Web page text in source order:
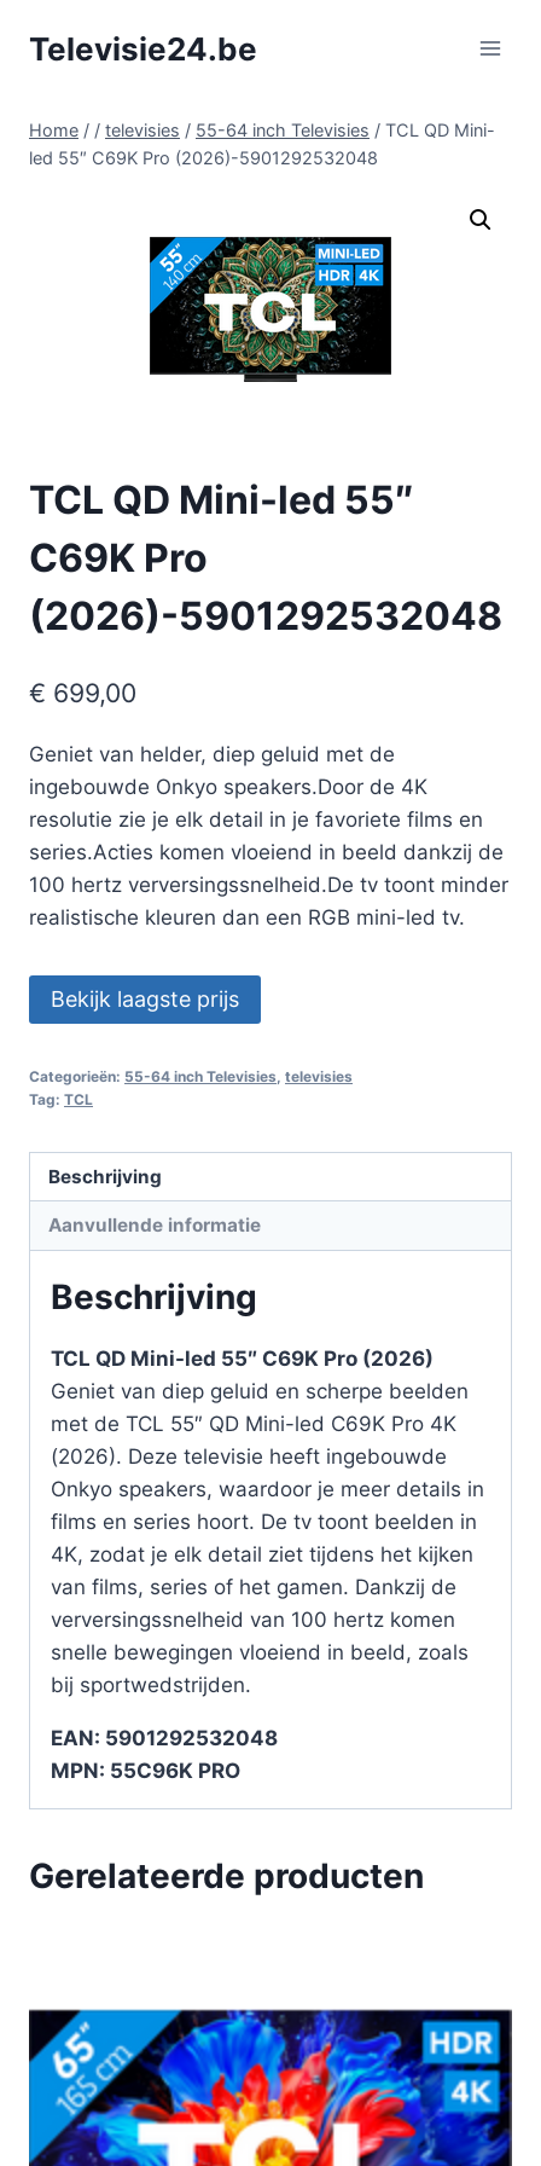
naarTelevisie24.be
Home / / televisies / 55-64 inch Televisies / TCL QD Mini-
led 55″ C69K Pro (2026)-5901292532048
TCL QD Mini-led 55″
C69K Pro
(2026)-5901292532048
€ 699,00
Geniet van helder, diep geluid met de
ingebouwde Onkyo speakers.Door de 4K
resolutie zie je elk detail in je favoriete films en
series.Acties komen vloeiend in beeld dankzij de
100 hertz verversingssnelheid.De tv toont minder
realistische kleuren dan een RGB mini-led tv.
Bekijk laagste prijs
Categorieën: 55-64 inch Televisies televisies
Tag: TCL
Beschrijving
Aanvullende informatie
Beschrijving
TCL QD Mini-led 55″ C69K Pro (2026)
Geniet van diep geluid en scherpe beelden
met de TCL 55″ QD Mini-led C69K Pro 4K
(2026). Deze televisie heeft ingebouwde
Onkyo speakers, waardoor je meer details in
films en series hoort. De tv toont beelden in
4K, zodat je elk detail ziet tijdens het kijken
van films, series of het gamen. Dankzij de
verversingssnelheid van 100 hertz komen
snelle bewegingen vloeiend in beeld, zoals
bij sportwedstrijden.
EAN: 5901292532048
MPN: 55C96K PRO
Gerelateerde producten